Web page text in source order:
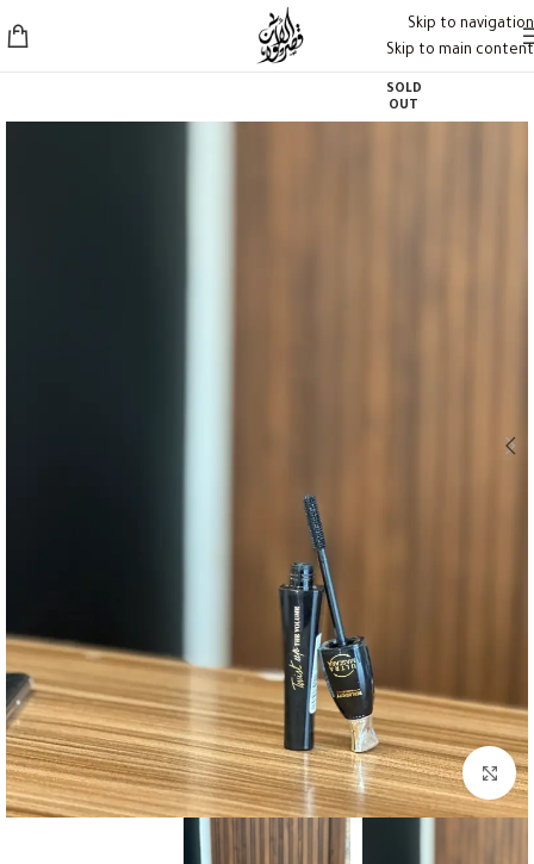
Skip to navigation
Skip to main content
SOLD
OUT
Click to enlarge